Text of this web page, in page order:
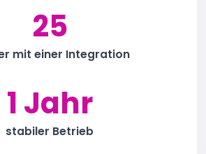
25
mit einer Integration
1 Jahr
stabiler Betrieb